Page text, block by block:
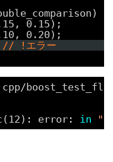
{
0.15);
0.20);
// !エラー
/
error: in